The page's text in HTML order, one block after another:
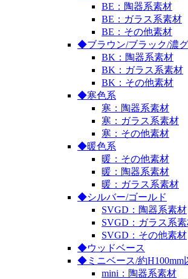
BE：陶器系素材
BE：ガラス系素材
BE：その他素材
◆ブラウン/ブラック/濃
BK：陶器系素材
BK：ガラス系素材
BK：その他素材
◆寒色系
寒：陶器系素材
寒：ガラス系素材
寒：その他素材
◆暖色系
暖：その他素材
暖：陶器系素材
暖：ガラス系素材
◆シルバー/ゴールド
SVGD：陶器系素材
SVGD：ガラス系
SVGD：その他素材
◆ウッドベース
◆ミニベース/約H100mm
mini：陶器系素材